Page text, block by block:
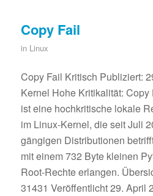
Copy Fail
in Linux
Copy Fail Kritisch Publiziert:
Kernel Hohe Kritikalität:
ist eine hochkritische lokale
im Linux-Kernel, die seit Juli
gängigen Distributionen
mit einem 732 Byte kleinen
Root-Rechte erlangen.
31431 Veröffentlicht 29. April